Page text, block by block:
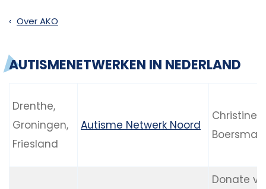
Over AKO
AUTISMENETWERKEN IN NEDERLAND
Drenthe,
Groningen,
Friesland
Autisme Netwerk Noord
Christine
Boersma
Donate